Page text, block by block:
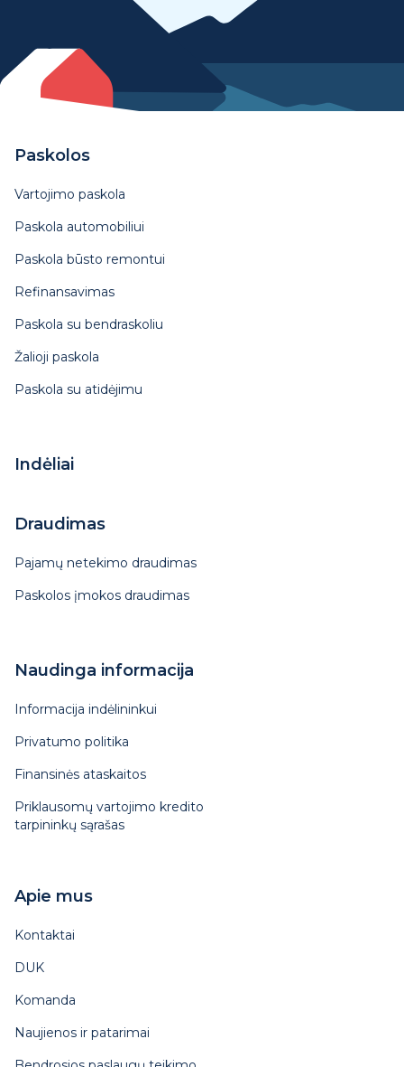
Paskolos
Vartojimo paskola
Paskola automobiliui
Paskola būsto remontui
Refinansavimas
Paskola su bendraskoliu
Žalioji paskola
Paskola su atidėjimu
Indėliai
Draudimas
Pajamų netekimo draudimas
Paskolos įmokos draudimas
Naudinga informacija
Informacija indėlininkui
Privatumo politika
Finansinės ataskaitos
Priklausomų vartojimo kredito
tarpininkų sąrašas
Apie mus
Kontaktai
DUK
Komanda
Naujienos ir patarimai